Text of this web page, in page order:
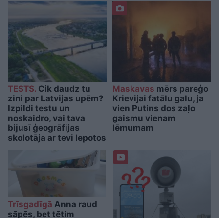
TESTS. Cik daudz tu
zini par Latvijas upēm?
Izpildi testu un
noskaidro, vai tava
bijusī ģeogrāfijas
skolotāja ar tevi lepotos
Maskavas mērs pareģo
Krievijai fatālu galu, ja
vien Putins dos zaļo
gaismu vienam
lēmumam
Trīsgadīgā Anna raud
sāpēs, bet tētim